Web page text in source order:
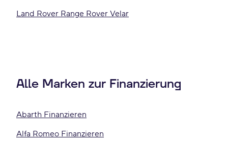
Land Rover Range Rover Velar
Alle Marken zur Finanzierung
Abarth Finanzieren
Alfa Romeo Finanzieren